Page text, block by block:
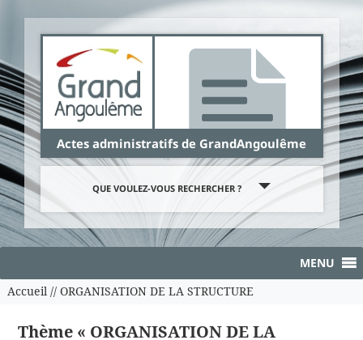
Actes administratifs de GrandAngoulême
QUE VOULEZ-VOUS RECHERCHER ?
MENU
Accueil// ORGANISATION DE LA STRUCTURE
Thème « ORGANISATION DE LA
Panneau de gestion des cookies